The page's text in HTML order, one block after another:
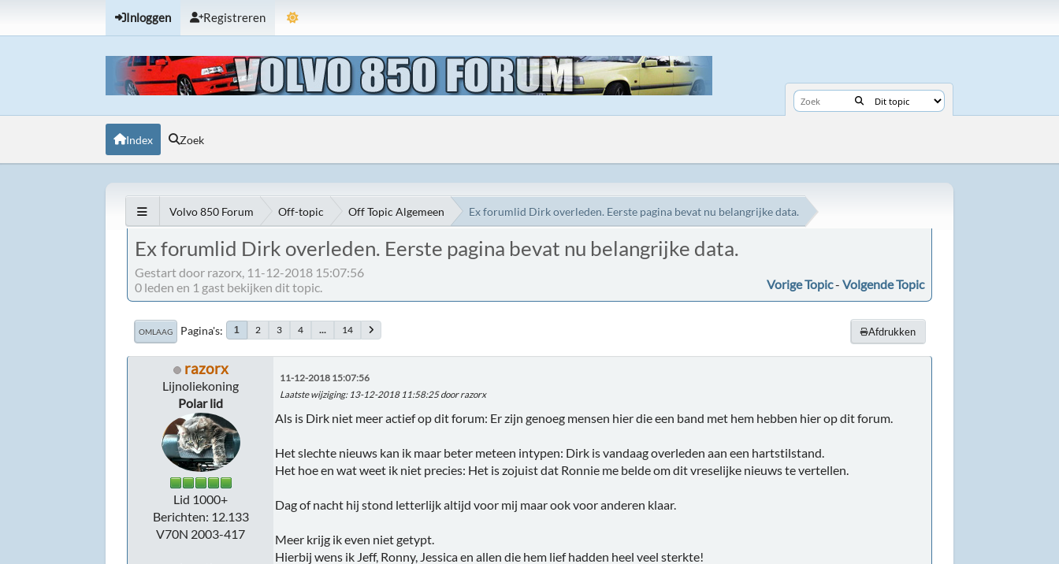
Inloggen Registreren
Index Zoek
Volvo 850 Forum Off-topic Off Topic Algemeen Ex forumlid Dirk overleden. Eerste pagina bevat nu belangrijke data.
Ex forumlid Dirk overleden. Eerste pagina bevat nu belangrijke data.
Gestart door razorx, 11-12-2018 15:07:56
Vorige Topic- Volgende Topic
0 leden en 1 gast bekijken dit topic.
Afdrukken
OMLAAG Pagina's 1 2 3 4 ... 14
razorx
Lijnoliekoning
Polar lid
Lid 1000+
Berichten: 12.133
V70N 2003-417
11-12-2018 15:07:56
Laatste wijziging: 13-12-2018 11:58:25 door razorx
Als is Dirk niet meer actief op dit forum: Er zijn genoeg mensen hier die een band met hem hebben hier op dit forum.
Het slechte nieuws kan ik maar beter meteen intypen: Dirk is vandaag overleden aan een hartstilstand.
Het hoe en wat weet ik niet precies: Het is zojuist dat Ronnie me belde om dit vreselijke nieuws te vertellen.
Dag of nacht hij stond letterlijk altijd voor mij maar ook voor anderen klaar.
Meer krijg ik even niet getypt.
Hierbij wens ik Jeff, Ronny, Jessica en allen die hem lief hadden heel veel sterkte!